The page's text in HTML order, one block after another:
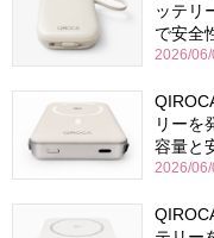
ッテリ
で安全
2026/
リーを
容量と
2026/